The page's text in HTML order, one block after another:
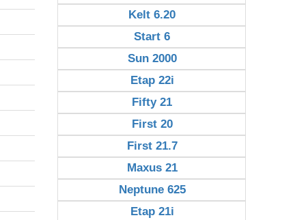
Kelt 6.20
Start 6
Sun 2000
Etap 22i
Fifty 21
First 20
First 21.7
Maxus 21
Neptune 625
Etap 21i